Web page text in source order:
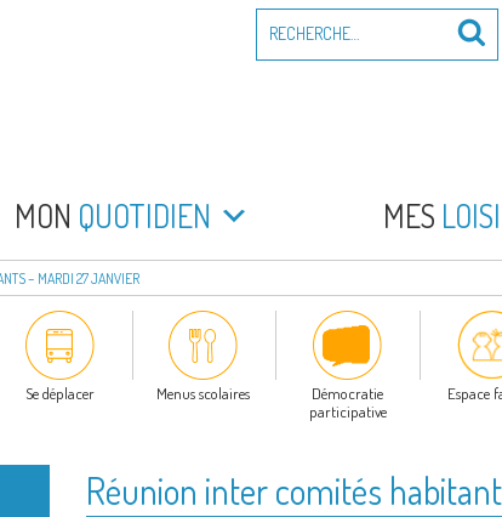
pour
MON QUOTIDIEN MES
– MARDI 27 JANVIER
Se déplacer Menus scolaires
Démocratie
participative
Espace
Réunion inter comités